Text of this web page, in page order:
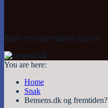
Bare en wannabee surfer
You are here:
Home
Snak
Bensens.dk og fremtiden?